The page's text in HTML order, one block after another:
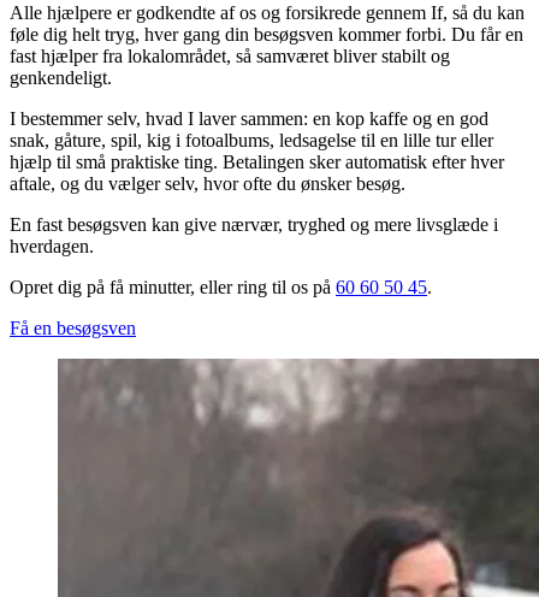
Alle hjælpere er godkendte af os og forsikrede gennem If, så du kan
føle dig helt tryg, hver gang din besøgsven kommer forbi. Du får en
fast hjælper fra lokalområdet, så samværet bliver stabilt og
genkendeligt.
I bestemmer selv, hvad I laver sammen: en kop kaffe og en god
snak, gåture, spil, kig i fotoalbums, ledsagelse til en lille tur eller
hjælp til små praktiske ting. Betalingen sker automatisk efter hver
aftale, og du vælger selv, hvor ofte du ønsker besøg.
En fast besøgsven kan give nærvær, tryghed og mere livsglæde i
hverdagen.
Opret dig på få minutter, eller ring til os på 60 60 50 45.
Få en besøgsven